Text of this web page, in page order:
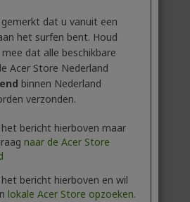
dat u vanuit een
het surfen bent. Houd
dat alle beschikbare
Acer Store Nederland
binnen Nederland
verzonden.
bericht hierboven maar
naar de Acer Store
bericht hierboven en wil
lokale Acer Store opzoeken.